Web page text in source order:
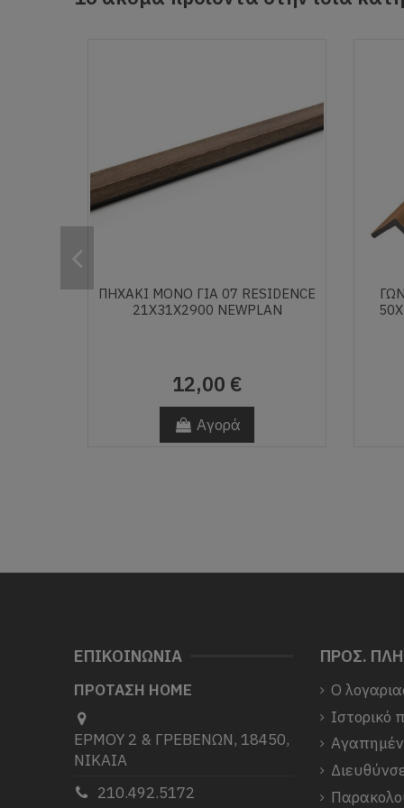
ΠΗΧΑΚΙ ΜΟΝΟ ΓΙΑ 07 RESIDENCE
21Χ31Χ2900 NEWPLAN
12,00 €
Αγορά
ΕΠΙΚΟΙΝΩΝΙΑ
ΠΡΟΤΑΣΗ HOME
ΕΡΜΟΥ 2 & ΓΡΕΒΕΝΩΝ, 18450,
ΝΙΚΑΙΑ
210.492.5172
ΠΡΟΣ.
Ο
Ιστορικό